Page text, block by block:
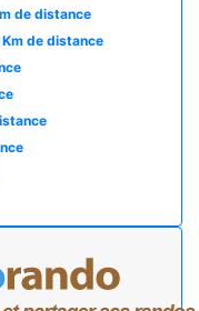
de distance
Km de distance